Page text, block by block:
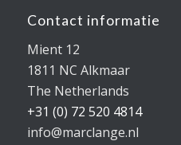
Contact informatie
Mient 12
1811 NC Alkmaar
The Netherlands
+31 (0) 72 520 4814
info@marclange.nl